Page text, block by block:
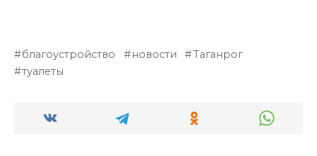
благоустройство новости
Таганрог
туалеты